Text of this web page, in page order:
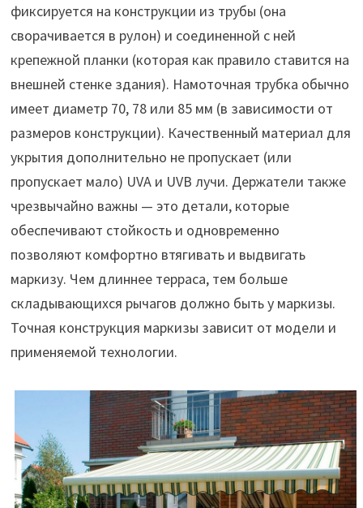
фиксируется на конструкции из трубы (она
сворачивается в рулон) и соединенной с ней
крепежной планки (которая как правило ставится на
внешней стенке здания). Намоточная трубка обычно
имеет диаметр 70, 78 или 85 мм (в зависимости от
размеров конструкции). Качественный материал для
укрытия дополнительно не пропускает (или
пропускает мало) UVA и UVB лучи. Держатели также
чрезвычайно важны — это детали, которые
обеспечивают стойкость и одновременно
позволяют комфортно втягивать и выдвигать
маркизу. Чем длиннее терраса, тем больше
складывающихся рычагов должно быть у маркизы.
Точная конструкция маркизы зависит от модели и
применяемой технологии.